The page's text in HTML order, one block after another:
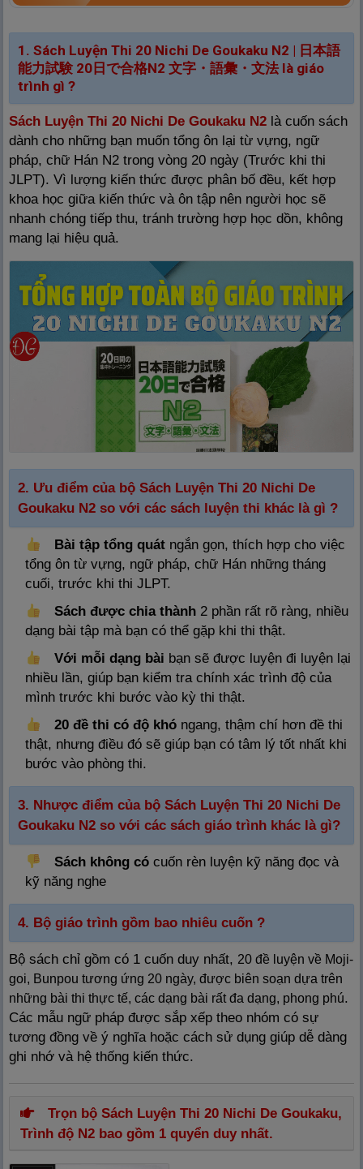
1. Sách Luyện Thi 20 Nichi De Goukaku N2 | 日本
sự vật, sách
語
能
Nghĩa: Tài năng, khả năng, vai
trò
力試験 20 日 で合
Nghĩa: Hợp, vừa ý, hợp lại
格
Nghĩa: Cách thức, quy cách,
N2文
Nghĩa: Văn vẻ, văn chương, vẻ
sáng
字 ・語彙
Nghĩa: Loài, xếp từng loại với
nhau gọi là vị tập [彙集]. Cùng
nghĩa với chữ vị [蝟]. Dị dạng
của chữ [汇].
・文
Nghĩa: Văn vẻ, văn chương, vẻ
sáng
法 là giáo
trình gì ?
Sách Luyện Thi 20 Nichi De Goukaku N2 là cuốn sách
dành cho những bạn muốn tổng ôn lại từ vựng, ngữ
pháp, chữ Hán N2 trong vòng 20 ngày (Trước khi thi
JLPT). Vì lượng kiến thức được phân bố đều, kết hợp
khoa học giữa kiến thức và ôn tập nên người học sẽ
nhanh chóng tiếp thu, tránh trường hợp học dồn, không
mang lại hiệu quả.
2. Ưu điểm của bộ Sách Luyện Thi 20 Nichi De
Goukaku N2 so với các sách luyện thi khác là gì ?
Bài tập tổng quát ngắn gọn, thích hợp cho việc
tổng ôn từ vựng, ngữ pháp, chữ Hán những tháng
cuối, trước khi thi JLPT.
Sách được chia thành 2 phần rất rõ ràng, nhiều
dạng bài tập mà bạn có thể gặp khi thi thật.
Với mỗi dạng bài bạn sẽ được luyện đi luyện lại
nhiều lần, giúp bạn kiểm tra chính xác trình độ của
mình trước khi bước vào kỳ thi thật.
20 đề thi có độ khó ngang, thậm chí hơn đề thi
thật, nhưng điều đó sẽ giúp bạn có tâm lý tốt nhất khi
bước vào phòng thi.
3. Nhược điểm của bộ Sách Luyện Thi 20 Nichi De
Goukaku N2 so với các sách giáo trình khác là gì?
Sách không có cuốn rèn luyện kỹ năng đọc và
kỹ năng nghe
4. Bộ giáo trình gồm bao nhiêu cuốn ?
Bộ sách chỉ gồm có 1 cuốn duy nhất,20 đề luyện về Moji-
goi, Bunpou tương ứng 20 ngày, được biên soạn dựa trên
những bài thi thực tế, các dạng bài rất đa dạng, phong phú.
Các mẫu ngữ pháp được sắp xếp theo nhóm có sự
tương đồng về ý nghĩa hoặc cách sử dụng giúp dễ dàng
ghi nhớ và hệ thống kiến thức.
Trọn bộ Sách Luyện Thi 20 Nichi De Goukaku,
Trình độ N2 bao gồm 1 quyển duy nhất.